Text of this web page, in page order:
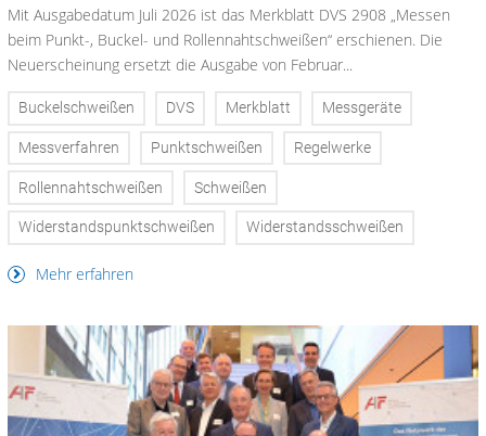
Mit Ausgabedatum Juli 2026 ist das Merkblatt DVS 2908 „Messen
beim Punkt-, Buckel- und Rollennahtschweißen“ erschienen. Die
Neuerscheinung ersetzt die Ausgabe von Februar...
Buckelschweißen DVS Merkblatt Messgeräte
Messverfahren Punktschweißen Regelwerke
Rollennahtschweißen Schweißen
Widerstandspunktschweißen Widerstandsschweißen
Mehr erfahren